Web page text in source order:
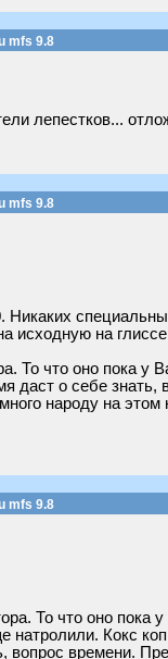
mfs 9.8
лепестков...
mfs 9.8
Никаких
исходную на
То что оно пока у
даст о себе
народу на
mfs 9.8
То что оно пока
натролили. Кокс
вопрос времени.